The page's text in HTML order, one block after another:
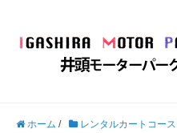
ホーム / レンタルカートコー